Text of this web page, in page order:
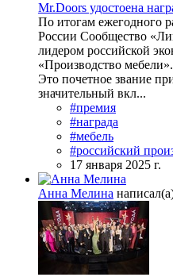
Mr.Doors удостоена
По итогам ежегодного
России Сообщество
лидером российской
«Производство мебели».
Это почетное звание
значительный вкл...
#премия
#награда
#мебель
#российский
17 января 2025 г.
Анна Мелина